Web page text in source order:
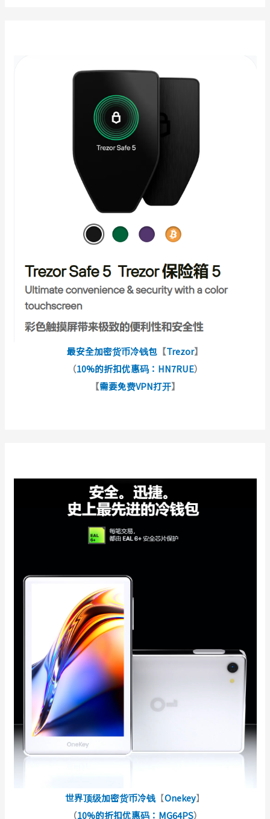
最安全加密货币冷钱包 【Trezor】
（10%的折扣优惠码：HN7RUE）
【需要免费VPN打开】
世界顶级加密货币冷钱 【Onekey】
（10%的折扣优惠码：MG64PS）